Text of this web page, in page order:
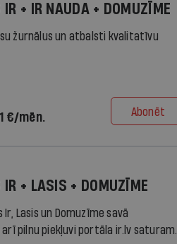
IR + IR NAUDA + DOMUZĪME
žurnālus un atbalsti kvalitatīvu
€/mēn. Abonēt
IR + LASIS + DOMUZĪME
Lasis un Domuzīme savā
pilnu piekļuvi portāla ir.lv saturam.